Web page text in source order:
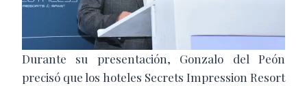
Durante su presentación, Gonzalo del Peón
precisó que los hoteles Secrets Impression Resort